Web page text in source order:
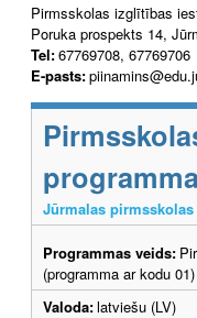
Pirmsskolas izglītības
Poruka prospekts 14,
Tel:67769708, 67769706
E-pasts:
Jūrmalas
Programmas veids:
(programma ar kodu 01)
Valoda:latviešu (LV)